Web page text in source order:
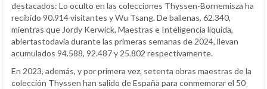
destacados: Lo oculto en las colecciones Thyssen-Bornemisza ha
recibido 90.914 visitantes y Wu Tsang. De ballenas, 62.340,
mientras que Jordy Kerwick, Maestras e Inteligencia líquida,
abiertastodavía durante las primeras semanas de 2024, llevan
acumulados 94.588, 92.487 y 25.802 respectivamente.
En 2023, además, y por primera vez, setenta obras maestras de la
colección Thyssen han salido de España para conmemorar el 50